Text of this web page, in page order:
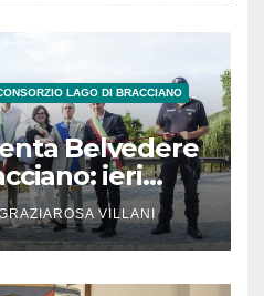
LAGO DI BRACCIANO
Belvedere
ieri
VILLANI